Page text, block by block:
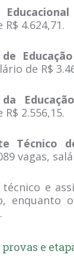
4.624,71.
de R$
2.556,15.
Técnico
vagas,
e
enquanto
e